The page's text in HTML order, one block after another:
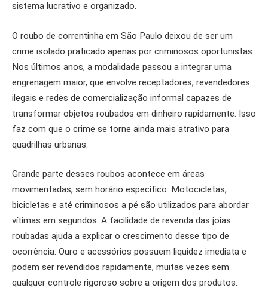
sistema lucrativo e organizado.
O roubo de correntinha em São Paulo deixou de ser um
crime isolado praticado apenas por criminosos oportunistas.
Nos últimos anos, a modalidade passou a integrar uma
engrenagem maior, que envolve receptadores, revendedores
ilegais e redes de comercialização informal capazes de
transformar objetos roubados em dinheiro rapidamente. Isso
faz com que o crime se torne ainda mais atrativo para
quadrilhas urbanas.
Grande parte desses roubos acontece em áreas
movimentadas, sem horário específico. Motocicletas,
bicicletas e até criminosos a pé são utilizados para abordar
vítimas em segundos. A facilidade de revenda das joias
roubadas ajuda a explicar o crescimento desse tipo de
ocorrência. Ouro e acessórios possuem liquidez imediata e
podem ser revendidos rapidamente, muitas vezes sem
qualquer controle rigoroso sobre a origem dos produtos.